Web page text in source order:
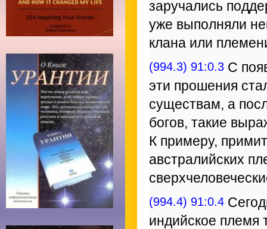
заручались
уже выполняли
клана или
(994.3) 91:0.3 С
эти прошения
существам, а
богов, такие
К примеру,
австралийских
(994.4) 91:0.4
индийское племя